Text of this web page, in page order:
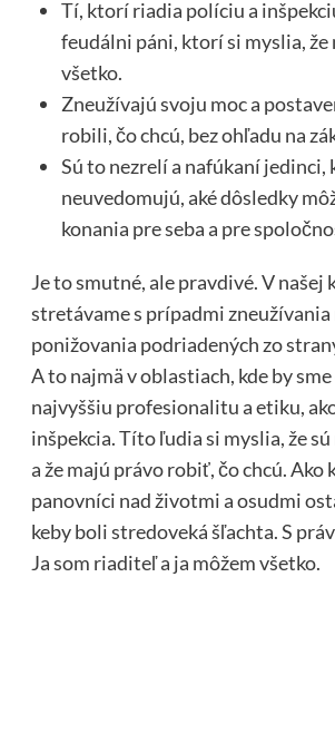
Tí, ktorí riadia políciu a
feudálni páni, ktorí si myslia, že
všetko.
Zneužívajú svoju moc a
robili, čo chcú, bez ohľadu na
Sú to nezrelí a nafúkaní jedinci,
neuvedomujú, aké dôsledky
konania pre seba a pre
Je to smutné, ale pravdivé. V našej
stretávame s prípadmi zneužívania
ponižovania podriadených zo
A to najmä v oblastiach, kde by
najvyššiu profesionalitu a etiku,
inšpekcia. Títo ľudia si myslia, že
a že majú právo robiť, čo chcú. Ako
panovníci nad životmi a osudmi
keby boli stredoveká šľachta. S
Ja som riaditeľ a ja môžem všetko.